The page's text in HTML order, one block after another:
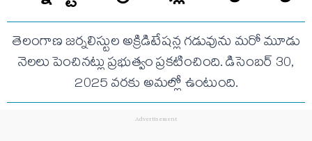
తెలంగాణ జర్నలిస్టుల అక్రిడిటేషన్ల గడువును మరో మూడు
నెలలు పెంచినట్లు ప్రభుత్వం ప్రకటించింది. డిసెంబర్ 30,
2025 వరకు అమల్లో ఉంటుంది.